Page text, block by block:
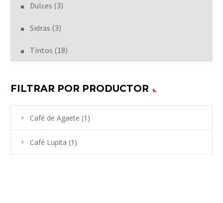
Dulces (3)
Sidras (3)
Tintos (18)
FILTRAR POR PRODUCTOR
Café de Agaete (1)
Café Lupita (1)